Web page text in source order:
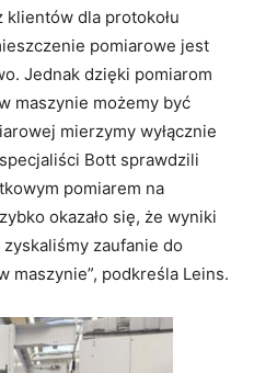
dla protokołu
pomiarowe jest
Jednak dzięki pomiarom
maszynie możemy być
mierzymy wyłącznie
Bott sprawdzili
pomiarem na
okazało się, że wyniki
zyskaliśmy zaufanie do
maszynie”, podkreśla Leins.